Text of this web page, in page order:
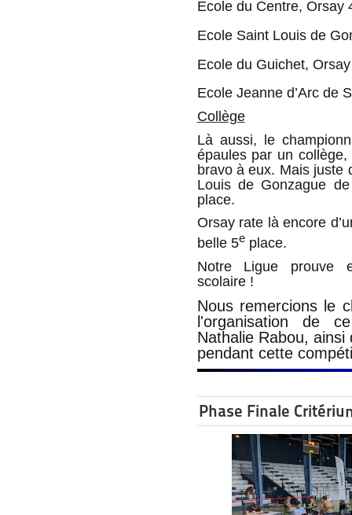
Ecole du Centre, Orsay
Ecole Saint Louis de
Ecole du Guichet,
Ecole Jeanne d’Arc de
Collège
Là aussi, le
épaules par un
bravo à eux. Mais juste
Louis de Gonzague
place.
Orsay rate là encore
belle 5eplace.
Notre Ligue prouve
scolaire !
Nous remercions le
l'organisation de
Nathalie Rabou,
pendant cette
Phase Finale